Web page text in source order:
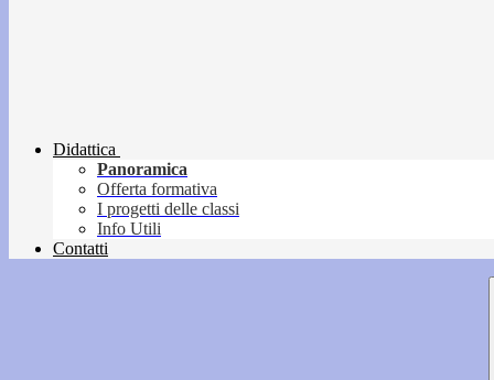
Didattica
Panoramica
Offerta formativa
I progetti delle classi
Info Utili
Contatti